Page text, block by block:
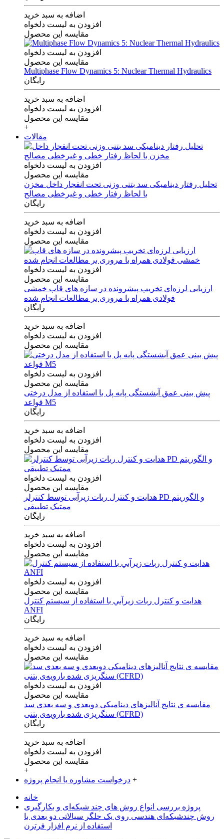
اضافه به سبد خرید
افزودن به لیست دلخواه
مقایسه این محصول
افزودن به لیست دلخواه
مقایسه این محصول
Multiphase Flow Dynamics 5: Nuclear Thermal Hydraulics
رایگان
اضافه به سبد خرید
افزودن به لیست دلخواه
مقایسه این محصول
+
مقالات
افزودن به لیست دلخواه
مقایسه این محصول
تحلیل رفتار دینامیکی سد بتنی وزنی تحت انفجار داخل مخزن
با لحاظ رفتار خطی و غیرخطی مصالح
رایگان
اضافه به سبد خرید
افزودن به لیست دلخواه
مقایسه این محصول
افزودن به لیست دلخواه
مقایسه این محصول
ارزیابی لرزه‌ای تخریب پیشرونده در سازه های قاب خمشی
فولادی همراه با مروری بر مطالعات انجام شده
رایگان
اضافه به سبد خرید
افزودن به لیست دلخواه
مقایسه این محصول
افزودن به لیست دلخواه
مقایسه این محصول
پیش بینی عمق آبشستگی پایه پل با استفاده از مدل درختی
قواعد M5
رایگان
اضافه به سبد خرید
افزودن به لیست دلخواه
مقایسه این محصول
افزودن به لیست دلخواه
مقایسه این محصول
هدایت و کنترل ربات زیرآبی توسط کنترلر PD و الگوریتم
ممتیک تطبیقی
رایگان
اضافه به سبد خرید
افزودن به لیست دلخواه
مقایسه این محصول
افزودن به لیست دلخواه
مقایسه این محصول
هدايت و كنترل ربات زيرآبي با استفاده از سيستم كنترل
ANFI
رایگان
اضافه به سبد خرید
افزودن به لیست دلخواه
مقایسه این محصول
افزودن به لیست دلخواه
مقایسه این محصول
مقایسه ی‌ نتایج آنالیزهای‌ دینامیکی‌ دوبعدی‌ و‌ سه بعدی‌ سد
سنگریزی‌ شده با‌رویه‌ی‌ بتنی‌ (CFRD)
رایگان
اضافه به سبد خرید
افزودن به لیست دلخواه
مقایسه این محصول
+
درخواست مشاوره یا انجام پروژه +
خانه
پروژه بررسی انواع روش های چند شبکه‌ای و بکارگیری
روش چندشبکه‌ای هندسی روی یک حلگر سیالاتی دو بعدی با
استفاده از نرم افزار فرترن